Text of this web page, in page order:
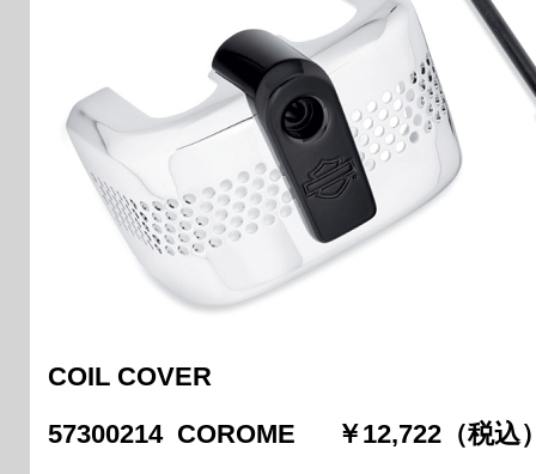
COIL COVER
57300214 COROME ￥12,722（税込